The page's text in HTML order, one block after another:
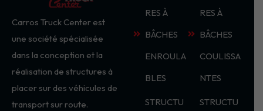
Carros Truck Center est
une société spécialisée
dans la conception et la
réalisation de structures à
placer sur des véhicules de
transport sur route.
RES À
BÂCHES
ENROULA
BLES
RES À
BÂCHES
COULISSA
NTES
STRUCTU
STRUCTU